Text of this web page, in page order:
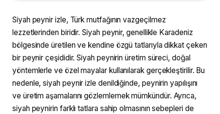
Siyah peynir izle, Türk mutfağının vazgeçilmez
lezzetlerinden biridir. Siyah peynir, genellikle Karadeniz
bölgesinde üretilen ve kendine özgü tatlarıyla dikkat çeken
bir peynir çeşididir. Siyah peynirin üretim süreci, doğal
yöntemlerle ve özel mayalar kullanılarak gerçekleştirilir. Bu
nedenle, siyah peynir izle denildiğinde, peynirin yapılışını
ve üretim aşamalarını gözlemlemek mümkündür. Ayrıca,
siyah peynirin farklı tatlara sahip olmasının sebepleri de